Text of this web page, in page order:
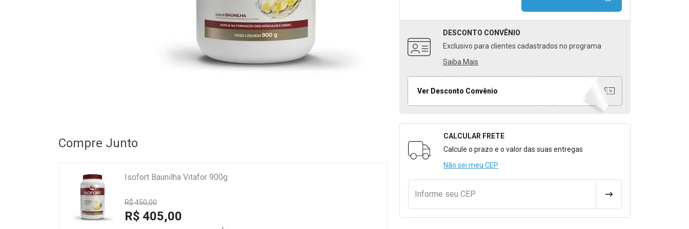
DESCONTO CONVÊNIO
Exclusivo para clientes cadastrados no programa
Saiba Mais
Ver Desconto Convênio
Formulário para Calcular o Frete
CALCULAR FRETE
Calcule o prazo e o valor das suas entregas
Não sei meu CEP
Informe seu CEP CALCULAR FRETE
Compre Junto
Isofort Baunilha Vitafor 900g
R$ 450,00
R$ 405,00